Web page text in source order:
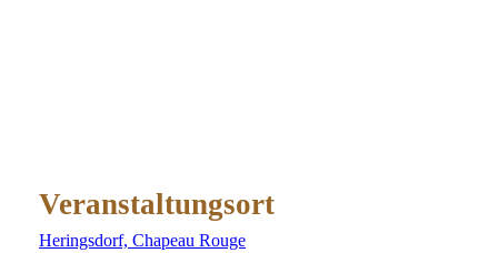
Veranstaltungsort
Heringsdorf, Chapeau Rouge